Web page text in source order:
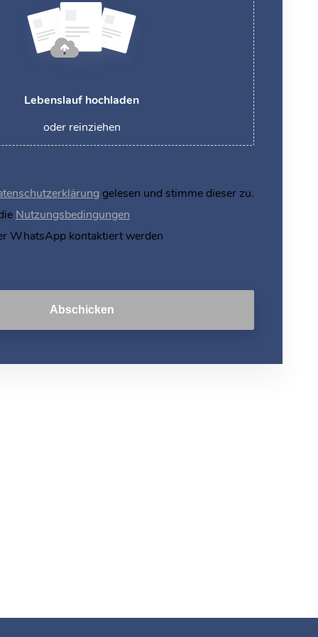
Lebenslauf hochladen
oder reinziehen
gelesen und stimme dieser zu.
Nutzungsbedingungen
WhatsApp kontaktiert werden
Abschicken